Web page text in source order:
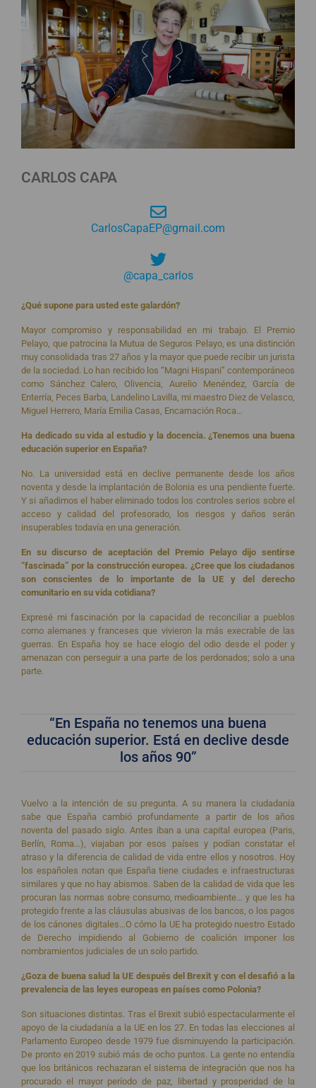
CARLOS CAPA
CarlosCapaEP@gmail.com
@capa_carlos
¿Qué supone para usted este galardón?
Mayor compromiso y responsabilidad en mi trabajo. El Premio
Pelayo, que patrocina la Mutua de Seguros Pelayo, es una distinción
muy consolidada tras 27 años y la mayor que puede recibir un jurista
de la sociedad. Lo han recibido los “Magni Hispani” contemporáneos
como Sánchez Calero, Olivencia, Aurelio Menéndez, García de
Enterría, Peces Barba, Landelino Lavilla, mi maestro Diez de Velasco,
Miguel Herrero, María Emilia Casas, Encarnación Roca…
Ha dedicado su vida al estudio y la docencia. ¿Tenemos una buena
educación superior en España?
No. La universidad está en declive permanente desde los años
noventa y desde la implantación de Bolonia es una pendiente fuerte.
Y si añadimos el haber eliminado todos los controles serios sobre el
acceso y calidad del profesorado, los riesgos y daños serán
insuperables todavía en una generación
En su discurso de aceptación del Premio Pelayo dijo sentirse
“fascinada” por la construcción europea. ¿Cree que los ciudadanos
son conscientes de lo importante de la UE y del derecho
comunitario en su vida cotidiana?
Expresé mi fascinación por la capacidad de reconciliar a pueblos
como alemanes y franceses que vivieron la más execrable de las
guerras. En España hoy se hace elogio del odio desde el poder y
amenazan con perseguir a una parte de los perdonados; solo a una
parte.
“En España no tenemos una buena
educación superior. Está en declive desde
los años 90”
Vuelvo a la intención de su pregunta. A su manera la ciudadanía
sabe que España cambió profundamente a partir de los años
noventa del pasado siglo. Antes iban a una capital europea (Paris,
Berlín, Roma…), viajaban por esos países y podían constatar el
atraso y la diferencia de calidad de vida entre ellos y nosotros. Hoy
los españoles notan que España tiene ciudades e infraestructuras
similares y que no hay abismos. Saben de la calidad de vida que les
procuran las normas sobre consumo, medioambiente… y que les ha
protegido frente a las cláusulas abusivas de los bancos, o los pagos
de los cánones digitales…O cómo la UE ha protegido nuestro Estado
de Derecho impidiendo al Gobierno de coalición imponer los
nombramientos judiciales de un solo partido
¿Goza de buena salud la UE después del Brexit y con el desafió a la
prevalencia de las leyes europeas en países como Polonia?
Son situaciones distintas. Tras el Brexit subió espectacularmente el
apoyo de la ciudadanía a la UE en los 27. En todas las elecciones al
Parlamento Europeo desde 1979 fue disminuyendo la participación.
De pronto en 2019 subió más de ocho puntos. La gente no entendía
que los británicos rechazaran el sistema de integración que nos ha
procurado el mayor período de paz, libertad y prosperidad de la